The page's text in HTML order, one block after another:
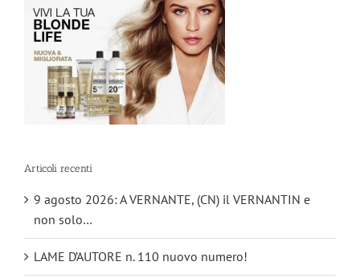
Articoli recenti
9 agosto 2026: A VERNANTE, (CN) il VERNANTIN e
non solo…
LAME D’AUTORE n. 110 nuovo numero!